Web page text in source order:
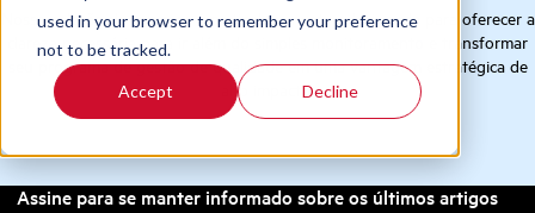
used in your browser to remember your preference
not to be tracked.
Accept Decline
Nossa coleção de recursos é meticulosamente selecionada para oferecer a
clareza necessária para ir além do simples monitoramento e transformar
seu programa de gestão de qualidade em uma vantagem estratégica de
alto impacto.
Assine para se manter informado sobre os últimos artigos